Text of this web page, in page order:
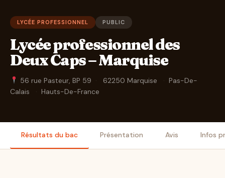
LYCÉE PROFESSIONNEL PUBLIC
Lycée professionnel des
Deux Caps – Marquise
56 rue Pasteur, BP 59 · 62250 Marquise · Pas-De-
Calais
· Hauts-De-France
Résultats du bac Présentation Avis Infos